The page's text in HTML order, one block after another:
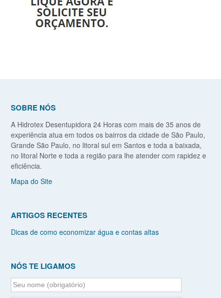
SOBRE NÓS
A Hidrotex Desentupidora 24 Horas com mais de 35 anos de
experiência atua em todos os bairros da cidade de São Paulo,
Grande São Paulo, no litoral sul em Santos e toda a baixada,
no litoral Norte e toda a região para lhe atender com rapidez e
eficiência.
Mapa do Site
ARTIGOS RECENTES
Dicas de como economizar água e contas altas
NÓS TE LIGAMOS